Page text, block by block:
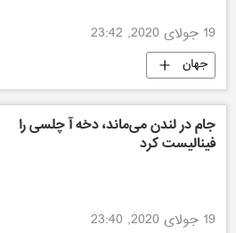
19 جولای 2020, 23:42
جهان
جام در لندن می‌ماند، دخه آ چلسی را
فینالیست کرد
19 جولای 2020, 23:40